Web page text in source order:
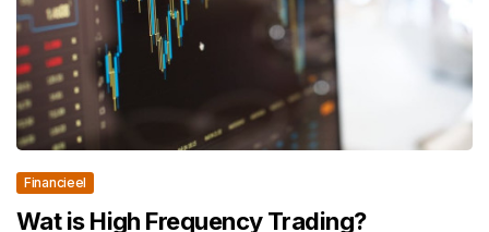
Financieel
Wat is High Frequency Trading?